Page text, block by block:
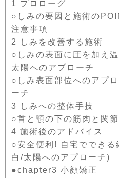
1 プロローグ
○しみの要因と施術の
注意事項
2 しみを改善する施術
○しみの表面に圧を加え
太陽へのアプローチ
○しみ表面部位へのアプ
ーチ
3 しみへの整体手技
○首と顎の下の筋肉と関
4 施術後のアドバイス
○安全便利! 自宅でできる
白/太陽へのアプローチ)
●chapter3 小顔矯正